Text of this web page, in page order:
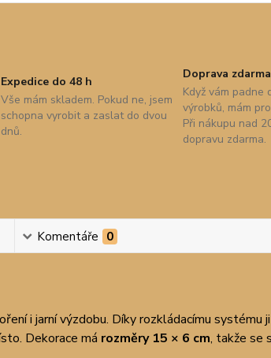
Expedice do 48 h
Vše mám skladem. Pokud ne, jsem
schopna vyrobit a zaslat do dvou
dnů.
Doprava zdarma
Když vám padne
výrobků, mám
Při nákupu nad
dopravu zdarma.
Komentáře 0
i jarní výzdobu. Díky rozkládacímu systému
Dekorace má rozměry 15 × 6 cm, takže se